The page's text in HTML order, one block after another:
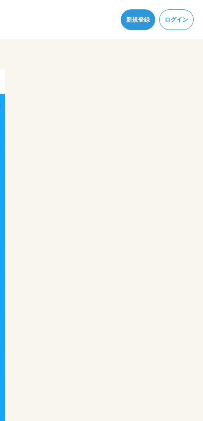
新規登録
ログイン